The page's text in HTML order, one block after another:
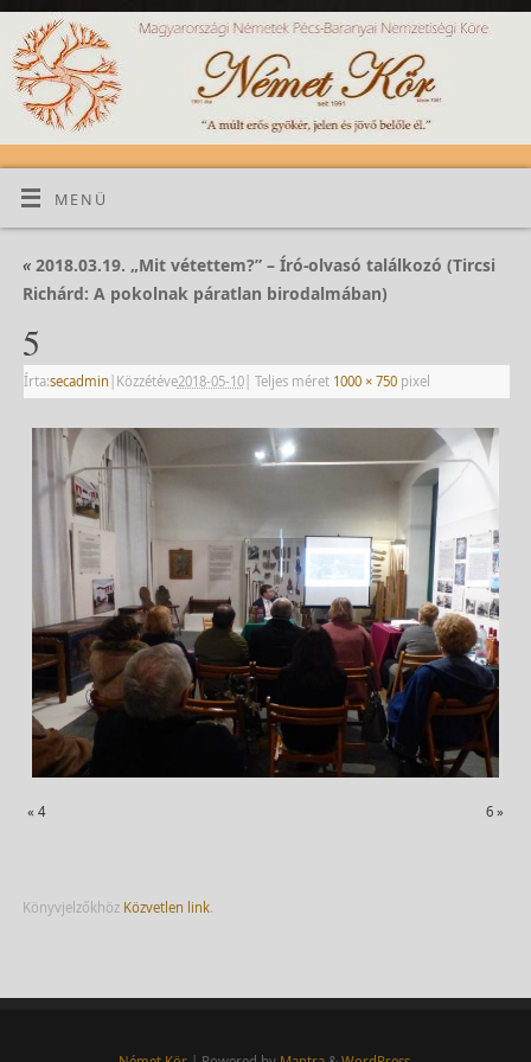
MENÜ
«2018.03.19. „Mit vétettem?” – Író-olvasó találkozó (Tircsi
Richárd: A pokolnak páratlan birodalmában)
5
Írta:secadmin | Közzétéve2018-05-10| Teljes méret 1000 × 750pixel
« 4 6 »
Könyvjelzőkhöz Közvetlen link.